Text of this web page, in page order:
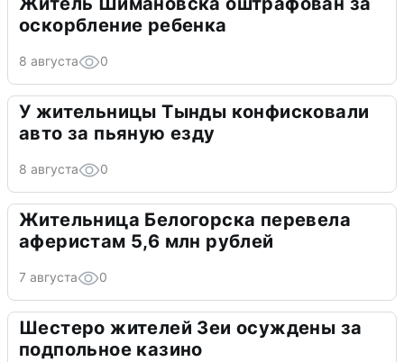
оскорбление ребенка
8 августа 0
У жительницы Тынды конфисковали
авто за пьяную езду
8 августа 0
Жительница Белогорска перевела
аферистам 5,6 млн рублей
7 августа 0
Шестеро жителей Зеи осуждены за
подпольное казино